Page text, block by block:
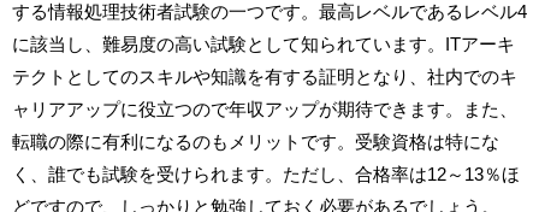
する情報処理技術者試験の一つです。最高レベルであるレベル4
に該当し、難易度の高い試験として知られています。ITアーキ
テクトとしてのスキルや知識を有する証明となり、社内でのキ
ャリアアップに役立つので年収アップが期待できます。また、
転職の際に有利になるのもメリットです。受験資格は特にな
く、誰でも試験を受けられます。ただし、合格率は12～13％ほ
どですので、しっかりと勉強しておく必要があるでしょう。